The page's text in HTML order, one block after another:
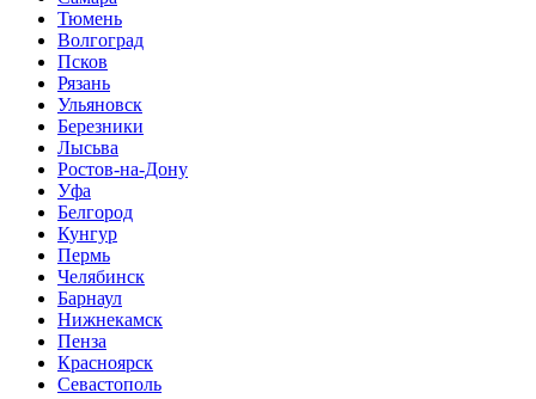
Тюмень
Волгоград
Псков
Рязань
Ульяновск
Березники
Лысьва
Ростов-на-Дону
Уфа
Белгород
Кунгур
Пермь
Челябинск
Барнаул
Нижнекамск
Пенза
Красноярск
Севастополь